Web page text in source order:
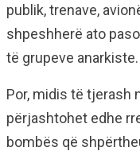
publik, trenave,
shpeshherë ato
të grupeve anarkiste.
Por, midis të tjerash
përjashtohet edhe
bombës që